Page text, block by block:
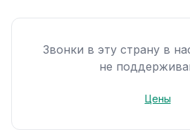
Звонки в эту страну в
не
Цены